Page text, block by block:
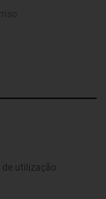
de utilização